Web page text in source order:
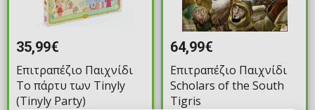
35,99€
Επιτραπέζιο Παιχνίδι
Το πάρτυ των Tinyly
(Tinyly Party)
64,99€
Επιτραπέζιο Παιχνίδι
Scholars of the South
Tigris